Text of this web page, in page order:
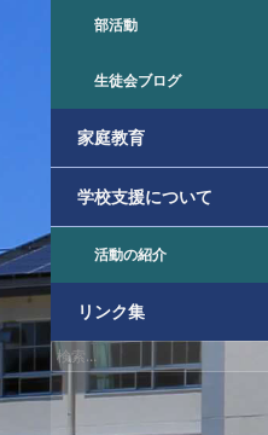
部活動
生徒会ブログ
家庭教育
学校支援について
活動の紹介
リンク集
検
索: